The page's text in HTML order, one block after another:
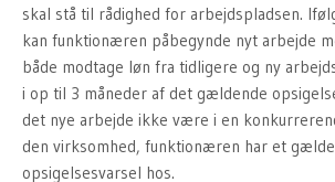
skal stå til rådighed for arbejdspladsen.
kan funktionæren påbegynde nyt arbejde
både modtage løn fra tidligere og ny
i op til 3 måneder af det gældende
det nye arbejde ikke være i en
den virksomhed, funktionæren har et
opsigelsesvarsel hos.